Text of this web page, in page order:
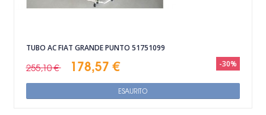
TUBO AC FIAT GRANDE PUNTO 51751099
255,10 € 178,57 € -30%
ESAURITO